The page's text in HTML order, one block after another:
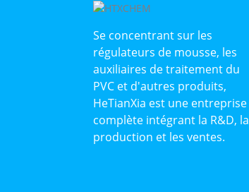
Se concentrant sur les
régulateurs de mousse, les
auxiliaires de traitement du
PVC et d'autres produits,
HeTianXia est une entreprise
complète intégrant la R&D, la
production et les ventes.